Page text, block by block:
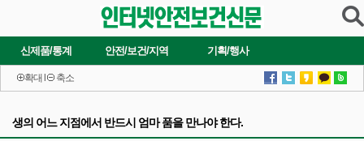
신제품/통계 안전/보건/지역 기획/행사
확대 축소
생의 어느 지점에서 반드시 엄마 품을 만나야 한다.